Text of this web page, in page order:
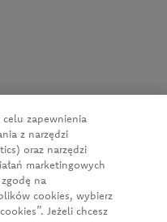
zapewnienia
z narzędzi
oraz narzędzi
marketingowych
na
cookies, wybierz
Jeżeli chcesz